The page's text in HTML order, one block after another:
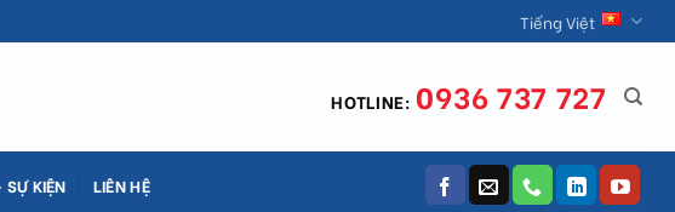
Tiếng Việt
HOTLINE: 0936 737 727
KIỆN LIÊN HỆ